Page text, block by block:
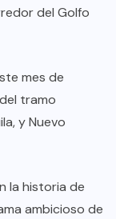
del Golfo
mes de
tramo
y Nuevo
la historia de
ambicioso de